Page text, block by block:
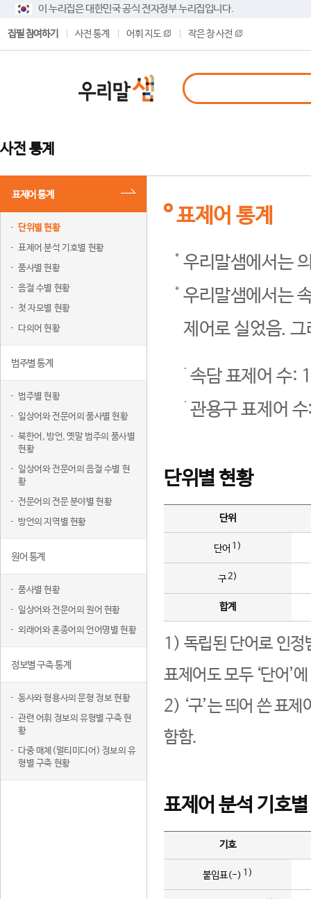
이 누리집은 대한민국 공식 전자정부 누리집입니다.
집필 참여하기 사전 통계 어휘 지도 작은 창 사전
사전 통계
표제어 통계
단위별 현황
표제어 분석 기호별 현황
품사별 현황
음절 수별 현황
첫 자모별 현황
다의어 현황
범주별 통계
범주별 현황
일상어와 전문어의 품사별 현황
북한어, 방언, 옛말 범주의 품사별
현황
일상어와 전문어의 음절 수별 현
황
전문어의 전문 분야별 현황
방언의 지역별 현황
원어 통계
품사별 현황
일상어와 전문어의 원어 현황
외래어와 혼종어의 언어명별 현황
정보별 구축 통계
동사와 형용사의 문형 정보 현황
관련 어휘 정보의 유형별 구축 현
황
다중 매체(멀티미디어) 정보의 유
형별 구축 현황
표제어 통계
우리말샘에서는
우리말샘에서는
제어로 실었음.
속담 표제어 수:
관용구 표제어
단위별 현황
단위
단어 1)
구2)
합계
1) 독립된 단어로 인정
표제어도 모두 ‘단어’
2) ‘구’는 띄어 쓴 표
함함.
표제어 분석 기호
기호
붙임표(-) 1)